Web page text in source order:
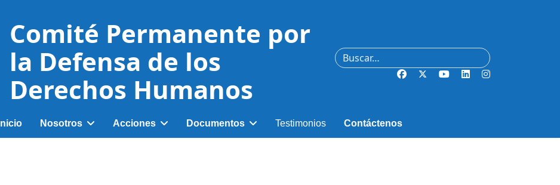
Comité Permanente por
la Defensa de los
Derechos Humanos
Buscar
Inicio Nosotros Acciones Documentos Testimonios Contáctenos